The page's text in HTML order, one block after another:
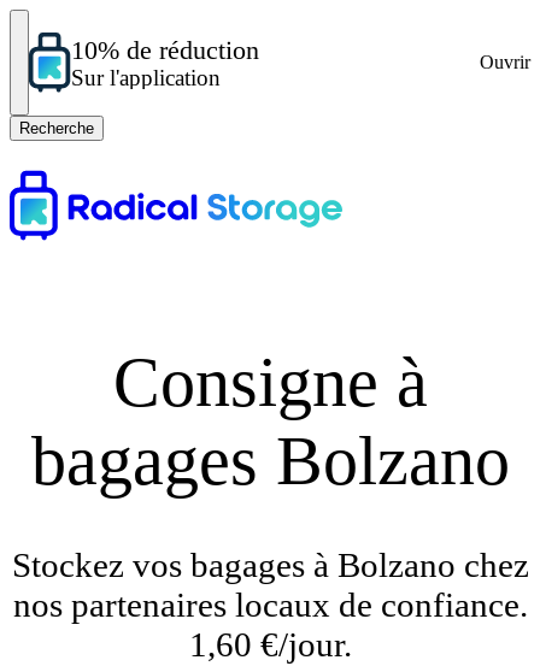
10% de réduction
Sur l'application
Ouvrir
Recherche
Consigne à
bagages Bolzano
Stockez vos bagages à Bolzano chez
nos partenaires locaux de confiance.
1,60 €/jour.